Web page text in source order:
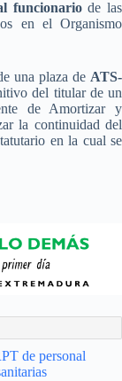
funcionariode las
en el Organismo
una plaza de ATS-
del titular de un
de Amortizar y
la continuidad del
en la cual se
de personal